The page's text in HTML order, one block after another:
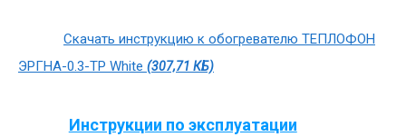
Скачать инструкцию к обогревателю ТЕПЛОФОН
ЭРГНА-0.3-ТР White (307,71 КБ)
Инструкции по эксплуатации